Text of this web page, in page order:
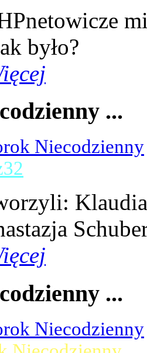
było?
...
Niecodzienny
...
Niecodzienny